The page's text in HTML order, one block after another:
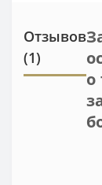
Отзывов
(1)
о